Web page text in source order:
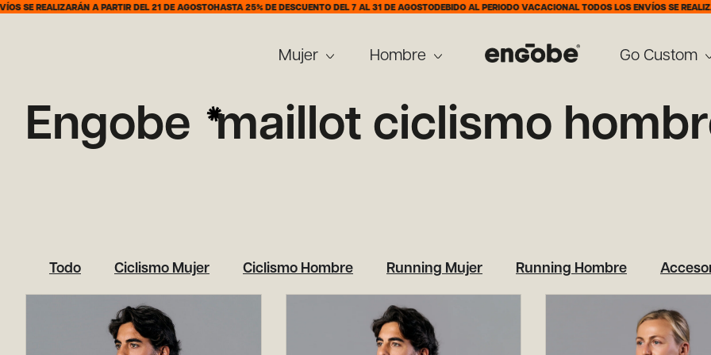
A PARTIR DEL 21 DE AGOSTOHASTA 25% DE DESCUENTO DEL 7 AL 31 DE AGOSTODEBIDO AL PERIODO VACACIONAL TODOS LOS ENVÍOS SE REALIZARÁN A
Mujer Hombre Go Custom
Engobe maillot ciclismo
Todo Ciclismo Mujer Ciclismo Hombre Running Mujer Running Hombre